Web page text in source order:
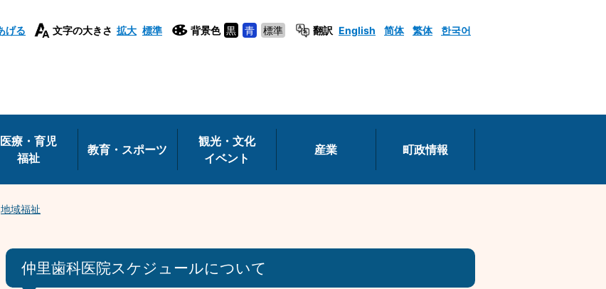
げる 文字の大きさ 拡大 標準 背景色 黒 青 標準 翻訳 English 简体 繁体 한국어
医療・育児
福祉
教育・スポーツ
観光・文化
イベント
産業 町政情報
地域福祉
仲里歯科医院スケジュールについて